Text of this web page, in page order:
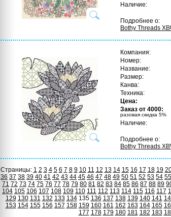
Наличие:
Подробнее о:
Bothy Threads
Компания:
Номер:
Название:
Размер:
Канва:
Техника:
Цена:
Заказ от 4000:
разовая скидка 5%
Наличие:
Подробнее о:
Bothy Threads
Страницы: 1 2 3 4 5 6 7 8 9 10 11 12 13 14 15 16 17 18 19
36 37 38 39 40 41 42 43 44 45 46 47 48 49 50 51 52 53 54 55
71 72 73 74 75 76 77 78 79 80 81 82 83 84 85 86 87 88 89
104 105 106 107 108 109 110 111 112 113 114 115 116 117
129 130 131 132 133 134135 136 137 138 139 140 141
153 154 155 156 157 158 159 160 161 162 163 164 165
177 178 179 180 181 182 183